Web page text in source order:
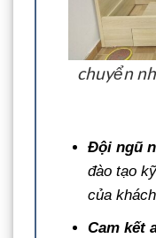
chuyển
Đội ngũ
đào tạo
của
Cam kết